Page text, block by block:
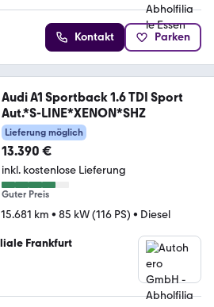
Kontakt Parken
Audi A1 Sportback 1.6 TDI Sport
Aut.*S-LINE*XENON*SHZ
Lieferung möglich
13.390 €
inkl. kostenlose Lieferung
Guter Preis
km • 85 kW (116 PS) • Diesel
Frankfurt